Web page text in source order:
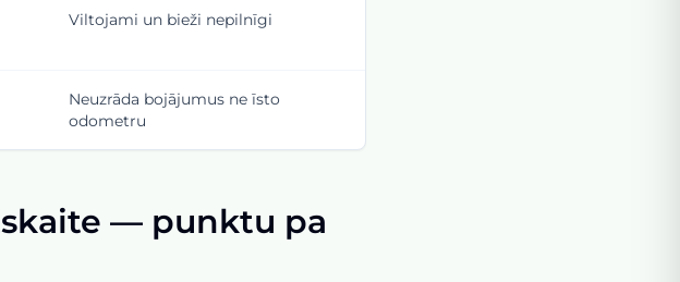
Viltojami un bieži nepilnīgi
Neuzrāda bojājumus ne īsto
odometru
— punktu pa